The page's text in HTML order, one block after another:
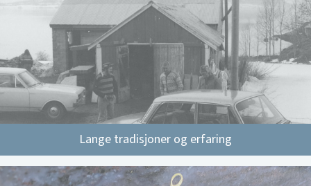
Lange tradisjoner og erfaring